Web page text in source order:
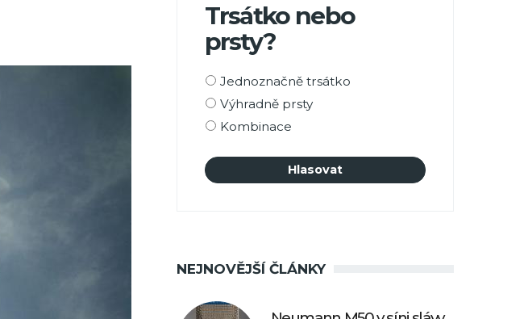
Trsátko nebo
prsty?
Možnosti
výběru
Jednoznačně trsátko
Výhradně prsty
Kombinace
NEJNOVĚJŠÍ ČLÁNKY